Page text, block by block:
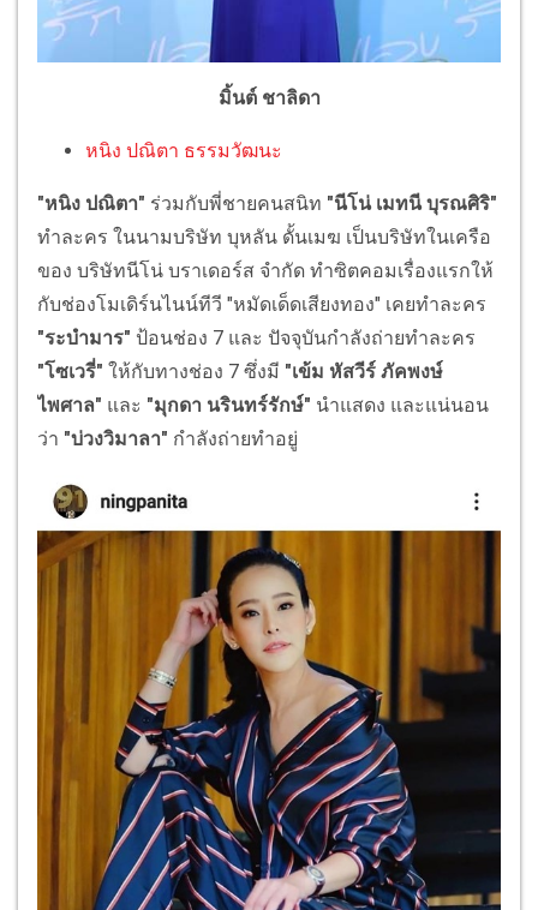
มิ้นต์ ชาลิดา
หนิง ปณิตา ธรรมวัฒนะ
"หนิง ปณิตา" ร่วมกับพี่ชายคนสนิท "นีโน่ เมทนี บุรณศิริ"
ทำละคร ในนามบริษัท บุหลัน ดั้นเมฆ เป็นบริษัทในเครือ
ของ บริษัทนีโน่ บราเดอร์ส จำกัด ทำซิตคอมเรื่องแรกให้
กับช่องโมเดิร์นไนน์ทีวี "หมัดเด็ดเสียงทอง" เคยทำละคร
"ระบำมาร" ป้อนช่อง 7 และ ปัจจุบันกำลังถ่ายทำละคร
"โซเวรี่" ให้กับทางช่อง 7 ซึ่งมี "เข้ม หัสวีร์ ภัคพงษ์
ไพศาล" และ "มุกดา นรินทร์รักษ์" นำแสดง และแน่นอน
ว่า "บ่วงวิมาลา" กำลังถ่ายทำอยู่